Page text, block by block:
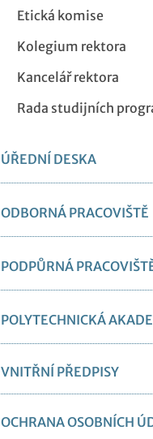
Etická komise
Kolegium rektora
Kancelář rektora
Rada studijních
ÚŘEDNÍ DESKA
ODBORNÁ PRACOVIŠTĚ
PODPŮRNÁ
POLYTECHNICKÁ
VNITŘNÍ PŘEDPISY
OCHRANA OSOBNÍCH